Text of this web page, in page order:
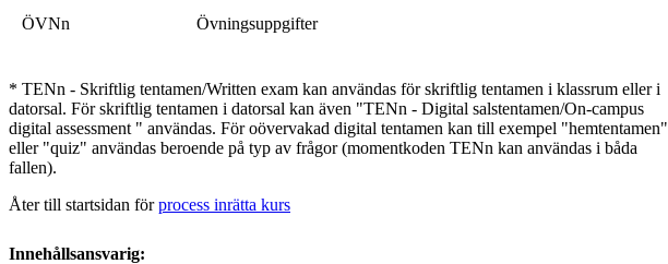
ÖVNn Övningsuppgifter
* TENn - Skriftlig tentamen/Written exam kan användas för skriftlig tentamen i klassrum eller i
datorsal. För skriftlig tentamen i datorsal kan även "TENn - Digital salstentamen/On-campus
digital assessment " användas. För oövervakad digital tentamen kan till exempel "hemtentamen"
eller "quiz" användas beroende på typ av frågor (momentkoden TENn kan användas i båda
fallen).
Åter till startsidan förprocess inrätta kurs
Innehållsansvarig: